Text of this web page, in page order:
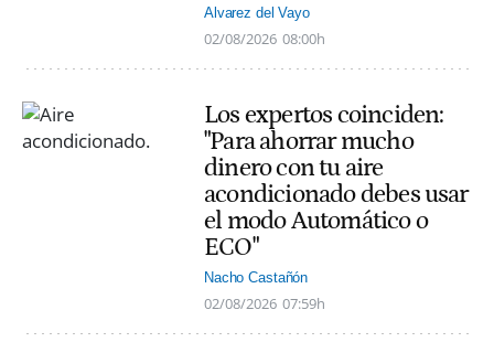
Alvarez del Vayo
02/08/2026 08:00h
Los expertos coinciden:
"Para ahorrar mucho
dinero con tu aire
acondicionado debes usar
el modo Automático o
ECO"
Nacho Castañón
02/08/2026 07:59h